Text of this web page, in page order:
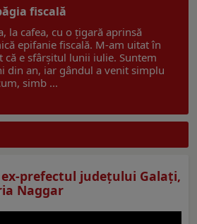
fiscală
la cafea, cu o țigară aprinsă
epifanie fiscală. M-am uitat în
că e sfârșitul lunii iulie. Suntem
din an, iar gândul a venit simplu
simb ...
prefectul judeţului Galaţi,
Naggar